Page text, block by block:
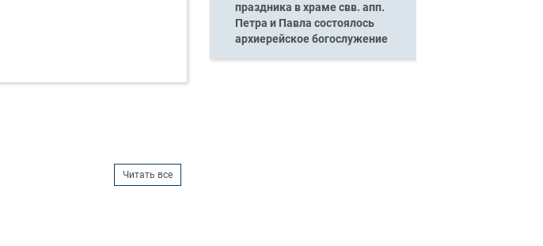
Читать все
праздника в храме свв. апп.
Петра и Павла состоялось
архиерейское богослужение